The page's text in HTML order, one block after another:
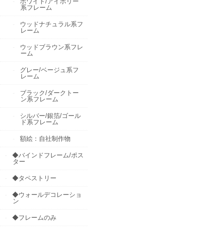
系フレーム
ウッドナチュラル系フ
レーム
ウッドブラウン系フレ
ーム
グレー/ベージュ系フ
レーム
ブラック/ダークトー
ン系フレーム
シルバー/銀箔/ゴール
ド系フレーム
額絵：自社制作物
◆バインドフレーム/ポス
ター
◆タペストリー
◆ウォールデコレーショ
ン
◆フレームのみ